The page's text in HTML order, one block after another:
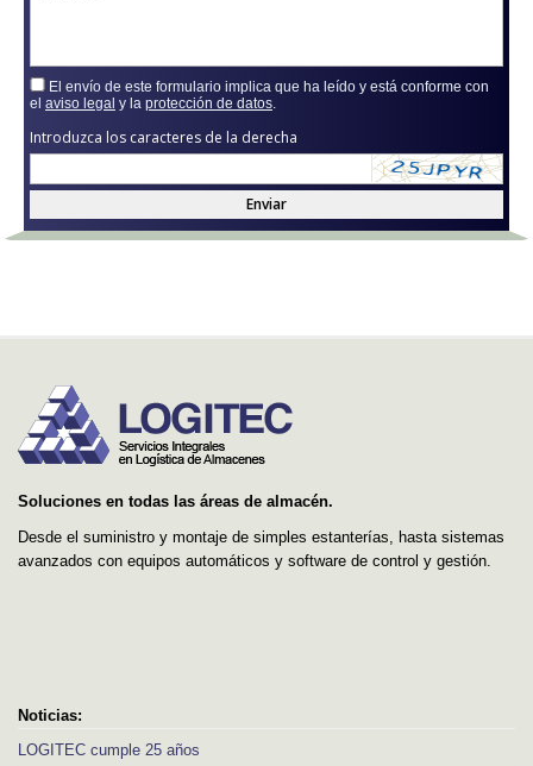
El envío de este formulario implica que ha leído y está conforme con
el aviso legal y la protección de datos
Introduzca los caracteres de la derecha
Enviar
Soluciones en todas las áreas de almacén.
Desde el suministro y montaje de simples estanterías, hasta sistemas
avanzados con equipos automáticos y software de control y gestión.
Noticias:
LOGITEC cumple 25 años